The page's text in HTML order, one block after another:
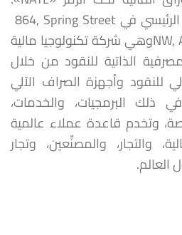
ويقع مقرها الاجتماعي الرئيسي في ‏‎ 864, Spring Street
NW, Atlanta, Georgia 30308 ‎وهي ‏شركة تكنولوجيا مالية
تقدّم حلول الخدمات المصرفية الذاتية‎ ‎للنقود من خلال
للنقود وأجهزة الصراف الآلي
ذلك البرمجيات، والخدمات،
وتخدم قاعدة عملاء عالمية
‏والتجار، والمصنِّعين، وتجار
العالم.‏